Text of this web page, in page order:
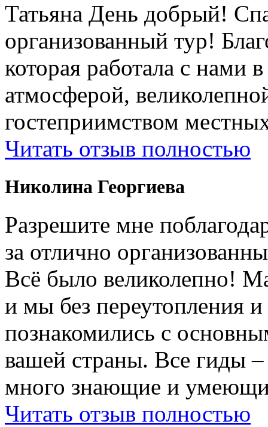
Татьяна День добрый!
организованный тур!
которая работала с нами
атмосферой,
гостеприимством
Читать отзыв полностью
Николина Георгиева
Разрешите мне
за отлично
Всë было великолепно!
и мы без переутопления
познакомились с
вашей страны. Все гиды
много знающие и
Читать отзыв полностью